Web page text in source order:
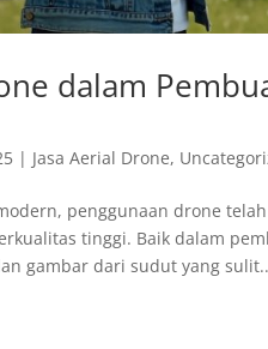
dalam
| Jasa Aerial Drone,
penggunaan drone
tinggi. Baik dalam
gambar dari sudut yang